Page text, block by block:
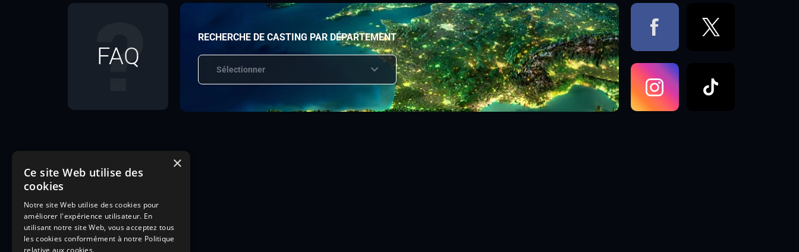
FAQ
RECHERCHE DE CASTING PAR DÉPARTEMENT
Sélectionner
×
Ce site Web utilise des
cookies
Notre site Web utilise des cookies pour
améliorer l'expérience utilisateur. En
utilisant notre site Web, vous acceptez tous
les cookies conformément à notre Politique
relative aux cookies.